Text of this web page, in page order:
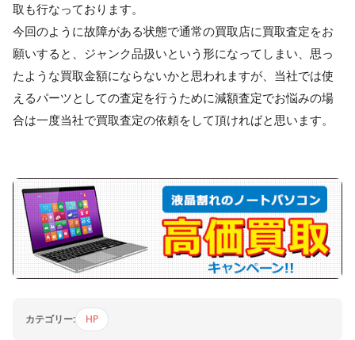
取も行なっております。
今回のように故障がある状態で通常の買取店に買取査定をお
願いすると、ジャンク品扱いという形になってしまい、思っ
たような買取金額にならないかと思われますが、当社では使
えるパーツとしての査定を行うために減額査定でお悩みの場
合は一度当社で買取査定の依頼をして頂ければと思います。
カテゴリー: HP